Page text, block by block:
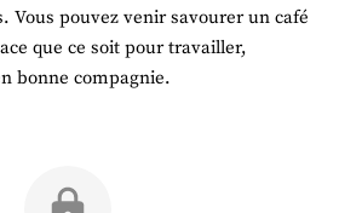
Vous pouvez venir savourer un café
que ce soit pour travailler,
bonne compagnie.